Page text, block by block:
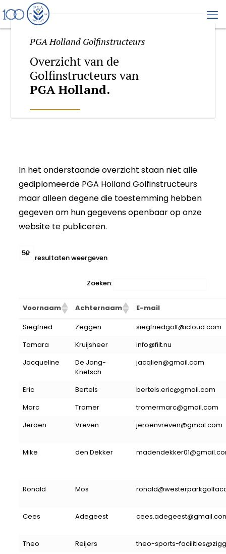
PGA Holland Golfinstructeurs
Overzicht van de
Golfinstructeurs van
PGA Holland.
In het onderstaande overzicht staan niet alle
gediplomeerde PGA Holland Golfinstructeurs
maar alleen degene die toestemming hebben
gegeven om hun gegevens openbaar op onze
website te publiceren.
resultaten weergeven
Zoeken:
Voornaam Achternaam
E-mail
Siegfried
Zeggen
siegfriedgolf@icloud.com
Tamara
Kruijsheer
info@fiit.nu
Jacqueline
De Jong-
Knetsch
jacqlien@gmail.com
Eric Bertels
bertels.eric@gmail.com
Marc
Tromer
tromermarc@gmail.com
Jeroen
Vreven jeroenvreven@gmail.com
Mike den Dekker
Ronald Mos
Cees Adegeest
Theo Reijers
theo-sports-